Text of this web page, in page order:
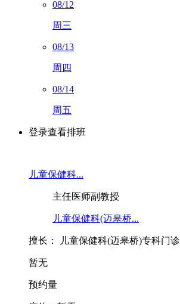
08/12
周三
08/13
周四
08/14
周五
登录查看排班
儿童保健科...
主任医师副教授
儿童保健科(迈皋桥...
擅长： 儿童保健科(迈皋桥)专科门诊
暂无
预约量